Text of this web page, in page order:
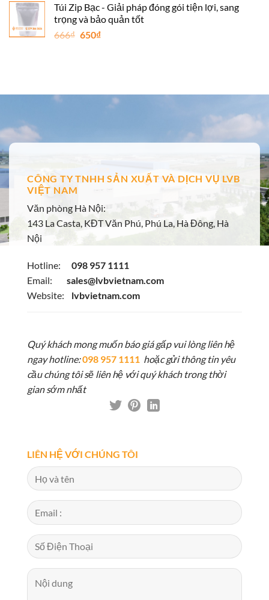
là:
666₫.
tại
là:
650₫.
Túi Zip Bạc - Giải pháp đóng gói tiện lợi, sang
trọng và bảo quản tốt
666₫ Giá
650₫Giá
CÔNG TY TNHH SẢN XUẤT VÀ DỊCH VỤ LVB
VIỆT NAM
Văn phòng Hà Nội:
143 La Casta, KĐT Văn Phú, Phú La, Hà Đông, Hà
Nội
Hotline:
098 957 1111
Email:
sales@lvbvietnam.com
Website:
lvbvietnam.com
Quý khách mong muốn báo giá gấp vui lòng liên hệ
ngay hotline:098 957 1111 hoặc gửi thông tin yêu
cầu chúng tôi sẽ liên hệ với quý khách trong thời
gian sớm nhất
LIÊN HỆ VỚI CHÚNG TÔI